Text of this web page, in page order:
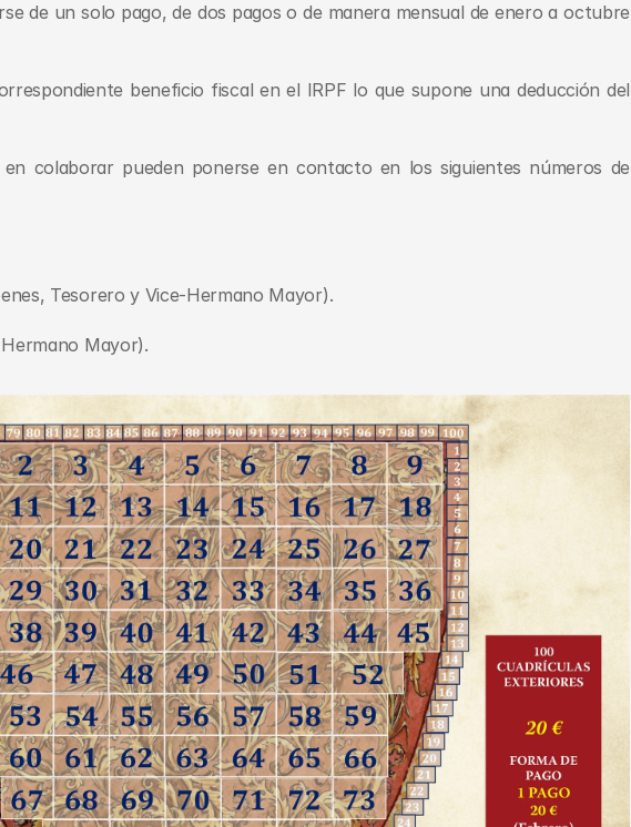
de un solo pago, de dos pagos o de manera mensual de enero a octubre
beneficio fiscal en el IRPF lo que supone una deducción del
en colaborar pueden ponerse en contacto en los siguientes números de
Tesorero y Vice-Hermano Mayor).
Mayor).